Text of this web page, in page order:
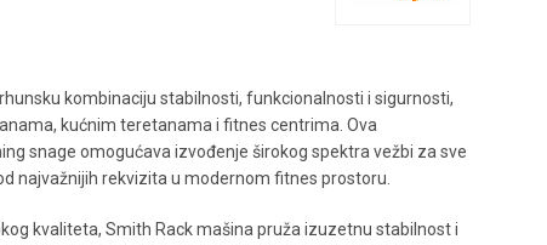
kombinaciju stabilnosti, funkcionalnosti i sigurnosti,
kućnim teretanama i fitnes centrima. Ova
snage omogućava izvođenje širokog spektra vežbi za sve
najvažnijih rekvizita u modernom fitnes prostoru.
kvaliteta, Smith Rack mašina pruža izuzetnu stabilnost i